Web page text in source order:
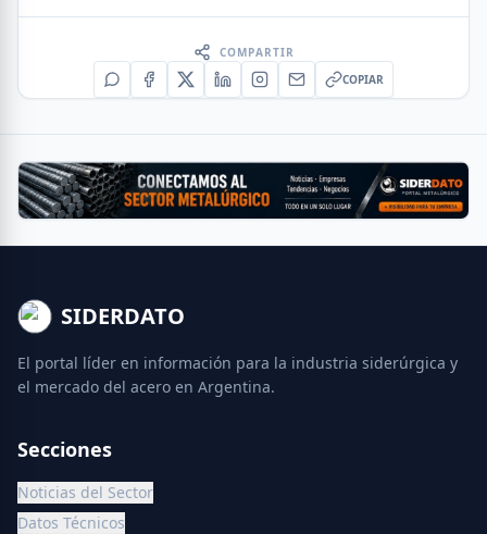
COMPARTIR
COPIAR
SIDERDATO
El portal líder en información para la industria siderúrgica y
el mercado del acero en Argentina.
Secciones
Noticias del Sector
Datos Técnicos